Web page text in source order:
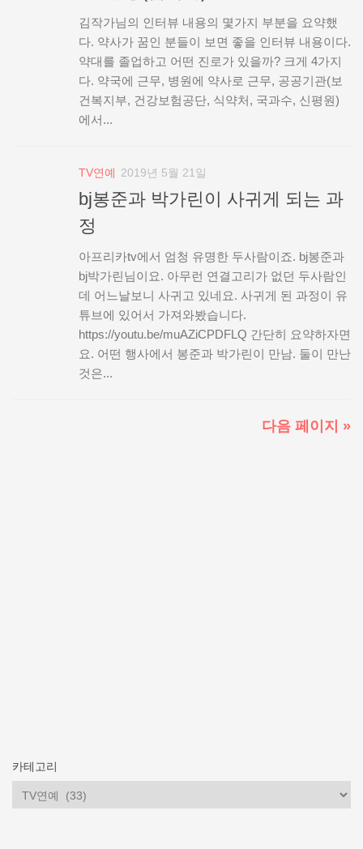
김작가님의 인터뷰 내용의 몇가지 부분을 요약했
다. 약사가 꿈인 분들이 보면 좋을 인터뷰 내용이다.
약대를 졸업하고 어떤 진로가 있을까? 크게 4가지
다. 약국에 근무, 병원에 약사로 근무, 공공기관(보
건복지부, 건강보험공단, 식약처, 국과수, 신평원)
에서...
TV연예 2019년 5월 21일
bj봉준과 박가린이 사귀게 되는 과
정
아프리카tv에서 엄청 유명한 두사람이죠. bj봉준과
bj박가린님이요. 아무런 연결고리가 없던 두사람인
데 어느날보니 사귀고 있네요. 사귀게 된 과정이 유
튜브에 있어서 가져와봤습니다.
https://youtu.be/muAZiCPDFLQ 간단히 요약하자면
요. 어떤 행사에서 봉준과 박가린이 만남. 둘이 만난
것은...
다음 페이지 »
카테고리
카
테